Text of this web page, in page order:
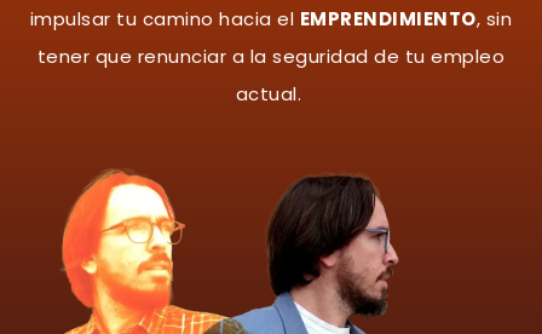
impulsar tu camino hacia el EMPRENDIMIENTO, sin
tener que renunciar a la seguridad de tu empleo
actual.